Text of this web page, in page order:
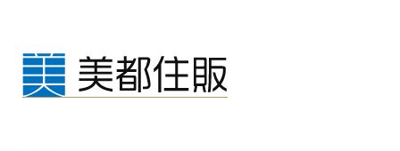
相模原ギオンスタジアムでダイナボアー